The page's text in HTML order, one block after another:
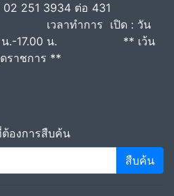
: 02 251 3934 ต่อ 431
ร เปิด : วัน
น.-17.00 น. ** เว้น
ดราชการ **
ต้องการสืบค้น
สืบค้น